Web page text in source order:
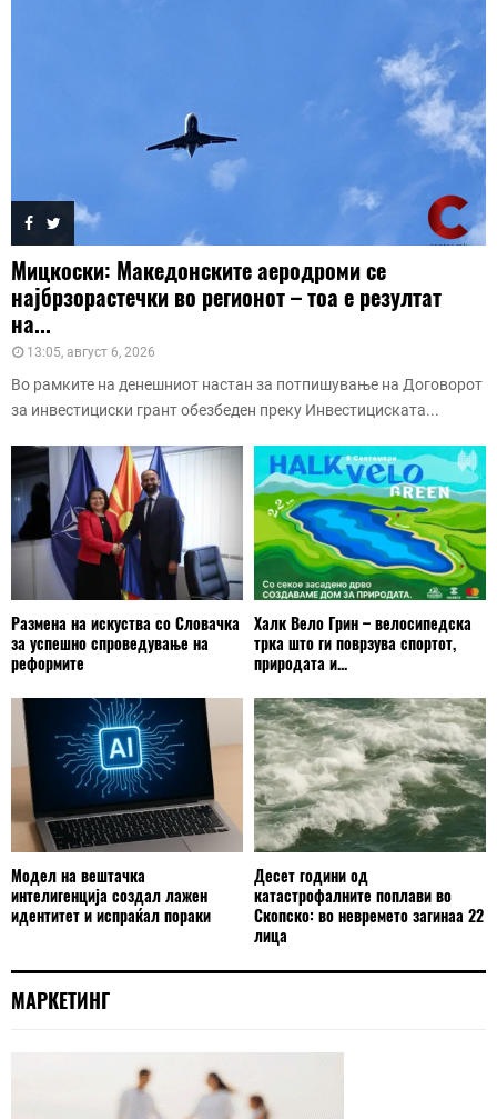
Мицкоски: Македонските аеродроми се
најбрзорастечки во регионот – тоа е резултат
на...
13:05, август 6, 2026
Во рамките на денешниот настан за потпишување на Договорот
за инвестициски грант обезбеден преку Инвестициската...
Размена на искуства со Словачка
за успешно спроведување на
реформите
Халк Вело Грин – велосипедска
трка што ги поврзува спортот,
природата и...
Модел на вештачка
интелигенција создал лажен
идентитет и испраќал пораки
Десет години од
катастрофалните поплави во
Скопско: во невремето загинаа 22
лица
МАРКЕТИНГ